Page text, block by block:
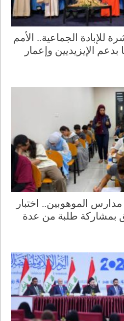
للإبادة الجماعية.. الأمم
بدعم الإيزيديين وإعمار
الموهوبين.. اختبار
بمشاركة طلبة من عدة